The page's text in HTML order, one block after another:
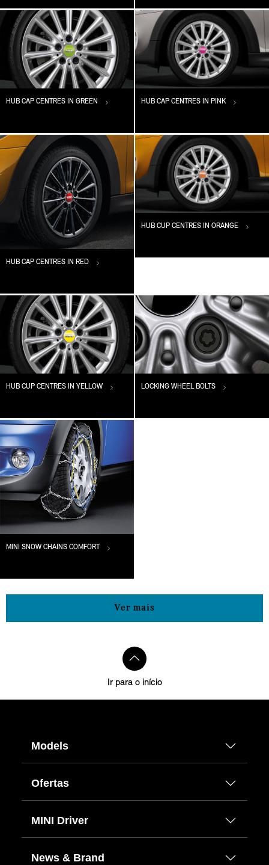
HUB CAP CENTRES IN GREEN HUB CAP CENTRES IN PINK
HUB CAP CENTRES IN RED
HUB CUP CENTRES IN ORANGE
HUB CUP CENTRES IN YELLOW LOCKING WHEEL BOLTS
MINI SNOW CHAINS COMFORT
Ver mais
Ir para o início
Models
Ofertas
MINI Driver
News & Brand